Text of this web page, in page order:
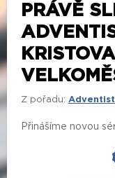
PRÁVĚ
Z pořadu:
Přinášíme novou